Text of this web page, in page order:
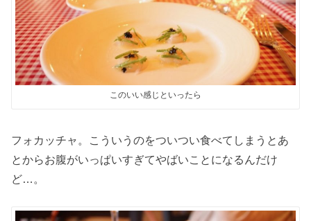
このいい感じといったら
フォカッチャ。こういうのをついつい食べてしまうとあ
とからお腹がいっぱいすぎてやばいことになるんだけ
ど…。